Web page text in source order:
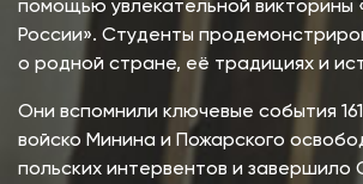
помощью увлекательной викторины
России». Студенты
о родной стране, её традициях и
Они вспомнили ключевые события
войско Минина и Пожарского
польских интервентов и завершило